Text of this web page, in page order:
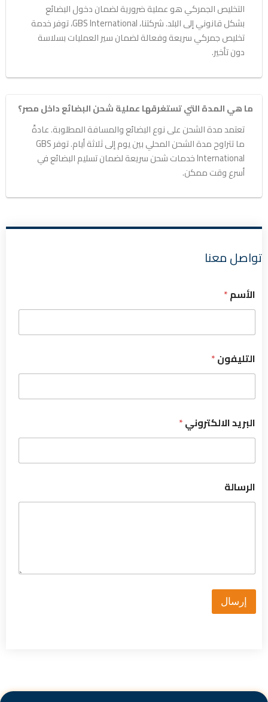
التخليص الجمركي هو عملية ضرورية لضمان دخول البضائع
بشكل قانوني إلى البلد. شركتنا، GBS International، توفر خدمة
تخليص جمركي سريعة وفعالة لضمان سير العمليات بسلاسة
دون تأخير.
ما هي المدة التي تستغرقها عملية شحن البضائع داخل مصر؟
تعتمد مدة الشحن على نوع البضائع والمسافة المطلوبة. عادةً
ما تتراوح مدة الشحن المحلي بين يوم إلى ثلاثة أيام. توفر GBS
International خدمات شحن سريعة لضمان تسليم البضائع في
أسرع وقت ممكن.
تواصل معنا
الأسم*
التليفون*
البريد الالكتروني*
الرسالة
إرسال